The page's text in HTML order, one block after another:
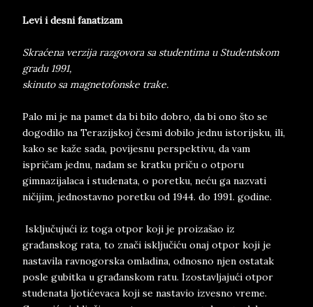
Levi i desni fanatizam
Skraćena verzija razgovora sa studentima u Studentskom
gradu 1991,
skinuto sa magnetofonske trake.
Palo mi je na pamet da bi bilo dobro, da bi ono što se
dogodilo na Terazijskoj česmi dobilo jednu istorijsku, ili,
kako se kaže sada, povijesnu perspektivu, da vam
ispričam jednu, nadam se kratku priču o otporu
gimnazijalaca i studenata, o poretku, neću ga nazvati
ničijim, jednostavno poretku od 1944. do 1991. godine.
Isključujući iz toga otpor koji je proizašao iz
građanskog rata, to znači isključiću onaj otpor koji je
nastavila ravnogorska omladina, odnosno njen ostatak
posle gubitka u građanskom ratu. Izostavljajući otpor
studenata ljotićevaca koji se nastavio izvesno vreme.